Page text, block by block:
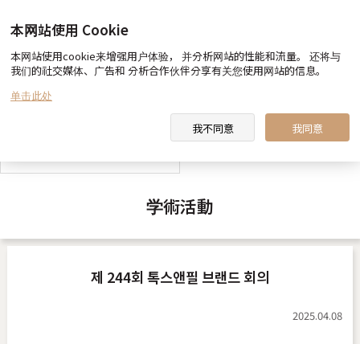
toxnfill 美容医院 向您约定 医生&职员 介绍
学術活動
제 244회 톡스앤필 브랜드 회의
2025.04.08
本网站使用 Cookie
本网站使用cookie来增强用户体验， 并分析网站的性能和流量。 还将与
我们的社交媒体、广告和 分析合作伙伴分享有关您使用网站的信息。
单击此处
我不同意 我同意